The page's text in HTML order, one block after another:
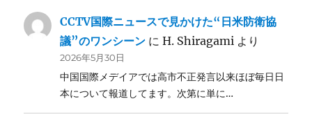
CCTV国際ニュースで見かけた“日米防衛協
議”のワンシーン にH. Shiragami より
2026年5月30日
中国国際メデイアでは高市不正発言以来ほぼ毎日日
本について報道してます。次第に単に…